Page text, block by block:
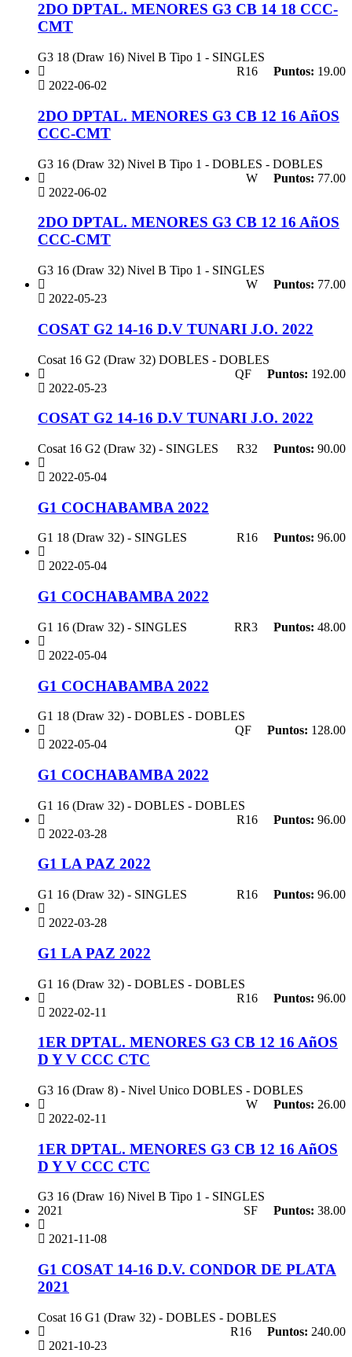
2DO DPTAL. MENORES G3 CB 14 18 CCC-
CMT
G3 18 (Draw 16) Nivel B Tipo 1 - SINGLES
R16
Puntos: 19.00
2022-06-02
2DO DPTAL. MENORES G3 CB 12 16 AñOS
CCC-CMT
G3 16 (Draw 32) Nivel B Tipo 1 - DOBLES - DOBLES
W
Puntos: 77.00
2022-06-02
2DO DPTAL. MENORES G3 CB 12 16 AñOS
CCC-CMT
G3 16 (Draw 32) Nivel B Tipo 1 - SINGLES
W
Puntos: 77.00
2022-05-23
COSAT G2 14-16 D.V TUNARI J.O. 2022
Cosat 16 G2 (Draw 32) DOBLES - DOBLES
QF
Puntos: 192.00
2022-05-23
COSAT G2 14-16 D.V TUNARI J.O. 2022
Cosat 16 G2 (Draw 32) - SINGLES R32 Puntos: 90.00
2022-05-04
G1 COCHABAMBA 2022
G1 18 (Draw 32) - SINGLES R16 Puntos: 96.00
2022-05-04
G1 COCHABAMBA 2022
G1 16 (Draw 32) - SINGLES RR3 Puntos: 48.00
2022-05-04
G1 COCHABAMBA 2022
G1 18 (Draw 32) - DOBLES - DOBLES
QF
Puntos: 128.00
2022-05-04
G1 COCHABAMBA 2022
G1 16 (Draw 32) - DOBLES - DOBLES
R16
Puntos: 96.00
2022-03-28
G1 LA PAZ 2022
G1 16 (Draw 32) - SINGLES R16 Puntos: 96.00
2022-03-28
G1 LA PAZ 2022
G1 16 (Draw 32) - DOBLES - DOBLES
R16
Puntos: 96.00
2022-02-11
1ER DPTAL. MENORES G3 CB 12 16 AñOS
D Y V CCC CTC
G3 16 (Draw 8) - Nivel Unico DOBLES - DOBLES
W
Puntos: 26.00
2022-02-11
1ER DPTAL. MENORES G3 CB 12 16 AñOS
D Y V CCC CTC
G3 16 (Draw 16) Nivel B Tipo 1 - SINGLES
SF
Puntos: 38.00
2021
2021-11-08
G1 COSAT 14-16 D.V. CONDOR DE PLATA
2021
Cosat 16 G1 (Draw 32) - DOBLES - DOBLES
R16
Puntos: 240.00
2021-10-23